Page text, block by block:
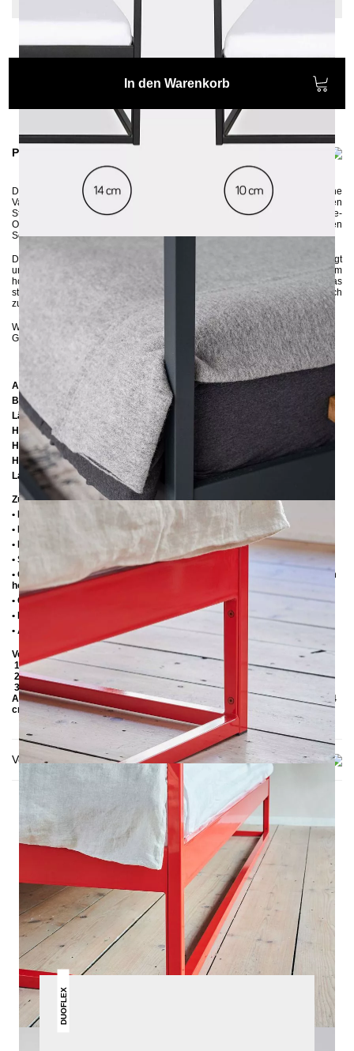
In den Warenkorb
Produktinformationen
Das schlichte und puristische Himmelbett SIDERAstellt eine moderne
Variante eines Himmelbettes dar. Auch ohne einem passenden
Stoff verwandelt es Ihr Schlafzimmer ganz schnell in eine gemütliche Ruhe-
Oase. In der Größe 90x200 perfekt als Schlafplatz in einem kleinen
Schlafzimmer oder als cooles Einzelbett in einem Jugendzimmer.
Das Metallbett wird aus 3x3 cm Vierkantrohren in Handarbeit gefertigt
und anschließend umweltschonend pulverbeschichtet. Die 10 cm oder 14 cm
hohen Seitenleisten sorgen dafür, dass die Matratze fest im Gestell sitzt. Das
stabile Metallgestell wird zerlegt an Sie geliefert und kann ganz einfach
zusammengebaut werden.
Wenn Sie sich bezüglich der Farbe unsicher sind, können Siehierbis zu 5
Gratis-Farbproben anfordern :-)
Abmessungen
Breite:
96 cm
Länge:
206 cm / 216 cm / 226 cm
Höhe:200 cm
Höhe bis zur Rahmenunterkante:
Höhe bis zur Rahmenoberkante:
Lattenrostabsenkung:10 cm / 14 cm
Zusätzliche Informationen
• Handmade
• Metall: Pulverbeschichtet
• Fußstopfen aus Kunststoff
• Seitenablagen für Lattenrost 2,8 cm
• Ohne Lattenrost (wir empfehlen bei Einlegetiefe von 10 cm max. 6-7 cm
hohe Lattenroste, damit die Matratze 3-4 cm in den Rahmen einsinkt)
• Ohne Matratze
• Lieferzustand: Zerlegt
• Andere RAL-Farben auf Anfrage möglich
Verpackungsdetails
1. Karton: 2100x180x130 mm, ≈ 20 kg
2. Karton: 1000x420x100 mm, ≈ 10 kg
3. Karton: 2050x420x100 mm, ≈ 12 kg
Abgebildet: Einlegetiefe 10 cm, Anthrazit, Schwarz, Rot & Einlegetiefe 14
cm, unbehandelter Stahl
Versand & Lieferung
DAS KÖNNTE DIR AUCH
GEFALLEN
DUOFLEX